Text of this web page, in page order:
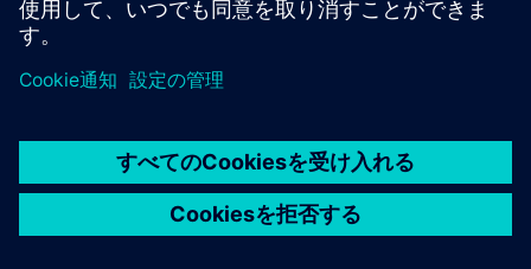
© Siemens2026
タル・ミレニアム著作権法 (DMCA)
内部通報